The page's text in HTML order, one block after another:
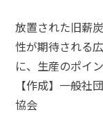
放置された旧薪
性が期待される
に、生産のポイ
【作成】一般
協会